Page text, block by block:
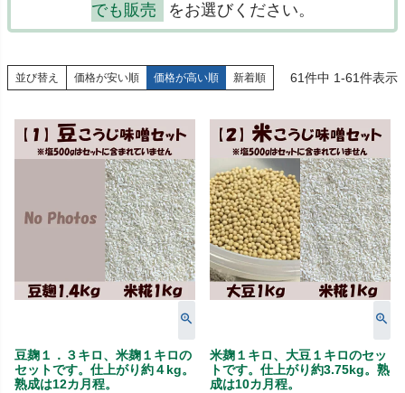
でも販売
をお選びください。
並び替え 価格が安い順 価格が高い順 新着順 61件中 1-61件表示
豆麹１．３キロ、米麹１キロの
セットです。仕上がり約４kg。
熟成は12カ月程。
米麹１キロ、大豆１キロのセッ
トです。仕上がり約3.75kg。熟
成は10カ月程。